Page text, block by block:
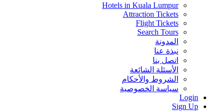
Hotels in Kuala Lumpur
Attraction Tickets
Flight Tickets
Search Tours
المدونة
نبذة عنا
اتصل بنا
الأسئلة الشائعة
الشروط والأحكام
سياسة الخصوصية
Login
Sign Up